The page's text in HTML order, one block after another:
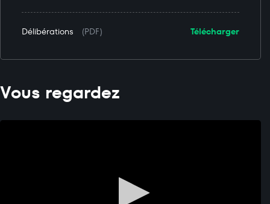
Télécharger
Délibérations (PDF)
Vous regardez